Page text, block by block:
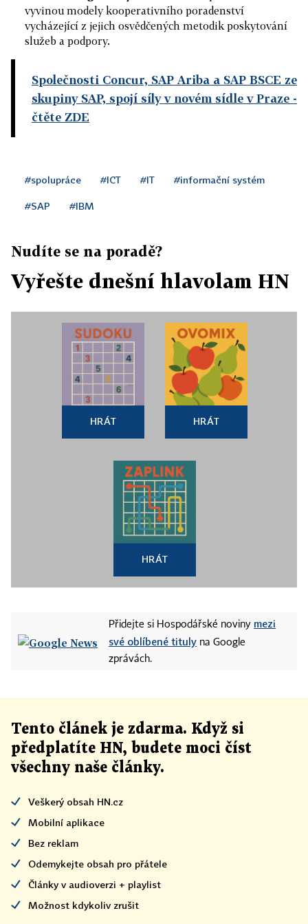
vyvinou modely kooperativního poradenství
vycházející z jejich osvědčených metodik poskytování
služeb a podpory.
Společnosti Concur, SAP Ariba a SAP BSCE ze
skupiny SAP, spojí síly v novém sídle v Praze -
čtěte ZDE
#spolupráce #ICT #IT #informační systém
#SAP #IBM
Nudíte se na poradě?
Vyřešte dnešní hlavolam HN
HRÁT HRÁT
HRÁT
Přidejte si Hospodářské noviny mezi
své oblíbené tituly na Google
zprávách.
Tento článek je zdarma. Když si
předplatíte HN, budete moci číst
všechny naše články.
Veškerý obsah HN.cz
Mobilní aplikace
Bez reklam
Odemykejte obsah pro přátele
Články v audioverzi + playlist
Možnost kdykoliv zrušit